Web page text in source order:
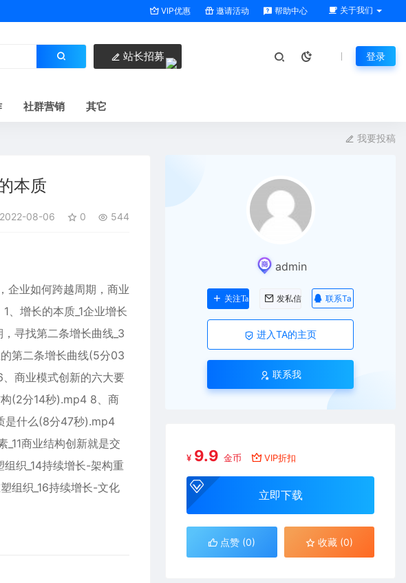
VIP优惠 邀请活动 帮助中心 关于我们
站长招募 登录
社群营销 其它
我要投稿
本质
2022-08-06 0 544
企业如何跨越周期，商业
、增长的本质_1企业增长
寻找第二条增长曲线_3
第二条增长曲线(5分03
商业模式创新的六大要
(2分14秒).mp4 8、商
是什么(8分47秒).mp4
商业结构创新就是交
织_14持续增长-架构重
组织_16持续增长-文化
admin
关注Ta 发私信 联系Ta
进入TA的主页
联系我
¥ 9.9 金币 VIP折扣
立即下载
点赞 (0) 收藏 (0)